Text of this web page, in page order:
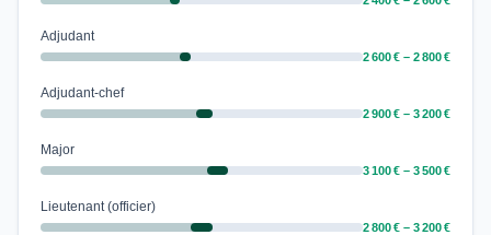
Adjudant
2 600 € – 2 800 €
Adjudant-chef
2 900 € – 3 200 €
Major
3 100 € – 3 500 €
Lieutenant (officier)
2 800 € – 3 200 €